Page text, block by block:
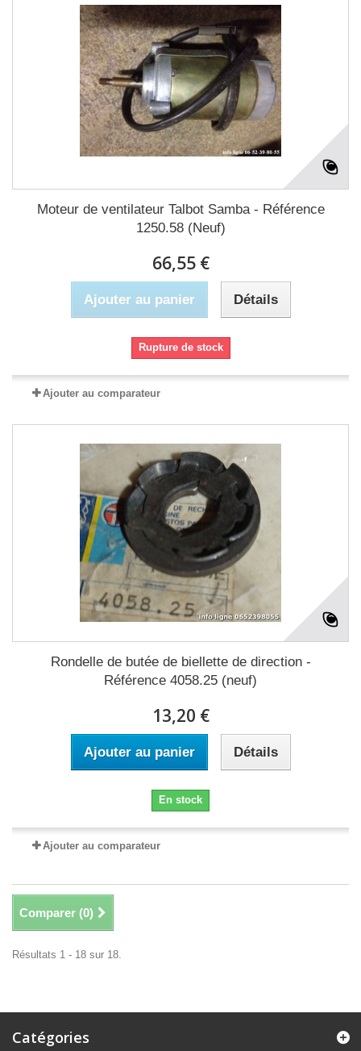
Moteur de ventilateur Talbot Samba - Référence
1250.58 (Neuf)
66,55 €
Ajouter au panier Détails
Rupture de stock
Ajouter au comparateur
Rondelle de butée de biellette de direction -
Référence 4058.25 (neuf)
13,20 €
Ajouter au panier Détails
En stock
Ajouter au comparateur
Comparer (0)
Résultats 1 - 18 sur 18.
Catégories